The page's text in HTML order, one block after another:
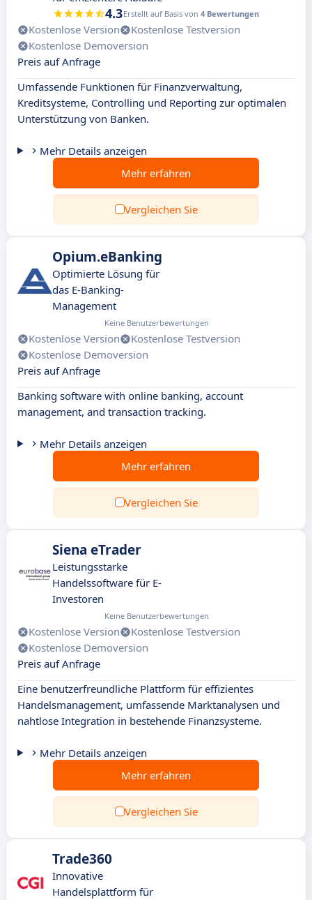
4.3Erstellt auf Basis von 4 Bewertungen
Kostenlose Version
Kostenlose Testversion
Kostenlose Demoversion
Preis auf Anfrage
Umfassende Funktionen für Finanzverwaltung,
Kreditsysteme, Controlling und Reporting zur optimalen
Unterstützung von Banken.
Mehr Details anzeigen
Mehr erfahren
Vergleichen Sie
Opium.eBanking
Optimierte Lösung für
das E-Banking-
Management
Keine Benutzerbewertungen
Kostenlose Version
Kostenlose Testversion
Kostenlose Demoversion
Preis auf Anfrage
Banking software with online banking, account
management, and transaction tracking.
Mehr Details anzeigen
Mehr erfahren
Vergleichen Sie
Siena eTrader
Leistungsstarke
Handelssoftware für E-
Investoren
Keine Benutzerbewertungen
Kostenlose Version
Kostenlose Testversion
Kostenlose Demoversion
Preis auf Anfrage
Eine benutzerfreundliche Plattform für effizientes
Handelsmanagement, umfassende Marktanalysen und
nahtlose Integration in bestehende Finanzsysteme.
Mehr Details anzeigen
Mehr erfahren
Vergleichen Sie
Trade360
Innovative
Handelsplattform für